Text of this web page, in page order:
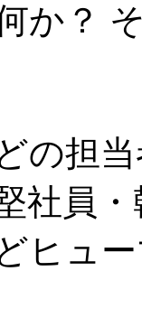
か？
の担
社員
ヒュ